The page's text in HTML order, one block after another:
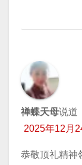
禅蝶天母说道
2025年12月
恭敬顶礼精神